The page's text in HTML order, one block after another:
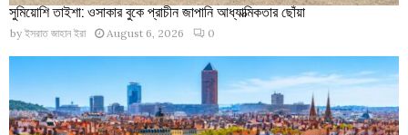
সুমিয়োশি তাইশা: ওসাকার বুকে প্রাচীন জাপানি আধ্যাত্মিকতার ছোঁয়া
by ইসরাত জাহান ইরা August 6, 2026 0